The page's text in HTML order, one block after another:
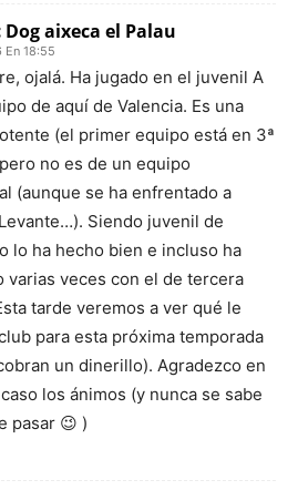
aixeca el Palau
En 18:55
ojalá. Ha jugado en el juvenil A
de aquí de Valencia. Es una
(el primer equipo está en 3ª
no es de un equipo
(aunque se ha enfrentado a
Siendo juvenil de
lo ha hecho bien e incluso ha
varias veces con el de tercera
tarde veremos a ver qué le
para esta próxima temporada
un dinerillo). Agradezco en
los ánimos (y nunca se sabe
pasar 😉 )